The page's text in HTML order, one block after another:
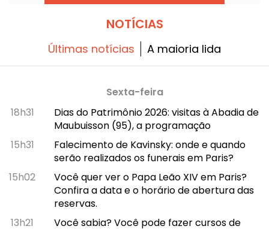
NOTÍCIAS
Últimas notícias A maioria lida
Sexta-feira
18h31
Dias do Patrimônio 2026: visitas à Abadia de
Maubuisson (95), a programação
15h31
Falecimento de Kavinsky: onde e quando
serão realizados os funerais em Paris?
15h02
Você quer ver o Papa Leão XIV em Paris?
Confira a data e o horário de abertura das
reservas.
13h21
Você sabia? Você pode fazer cursos de